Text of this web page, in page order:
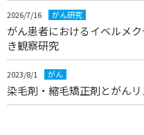
2026/7/16 がん研究
がん患者におけるイベルメ
き観察研究
2023/8/1 がん
染毛剤・縮毛矯正剤とがんリ